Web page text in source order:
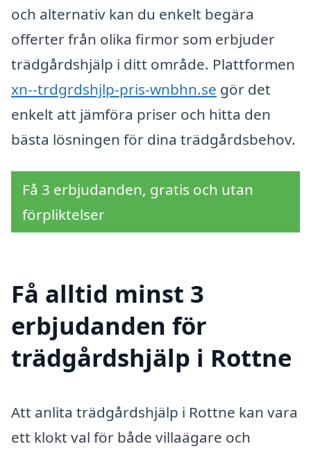
och alternativ kan du enkelt begära
offerter från olika firmor som erbjuder
trädgårdshjälp i ditt område. Plattformen
xn--trdgrdshjlp-pris-wnbhn.se gör det
enkelt att jämföra priser och hitta den
bästa lösningen för dina trädgårdsbehov.
Få 3 erbjudanden, gratis och utan
förpliktelser
Få alltid minst 3
erbjudanden för
trädgårdshjälp i Rottne
Att anlita trädgårdshjälp i Rottne kan vara
ett klokt val för både villaägare och